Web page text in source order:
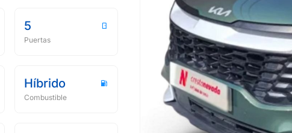
5
Puertas
Híbrido
Combustible